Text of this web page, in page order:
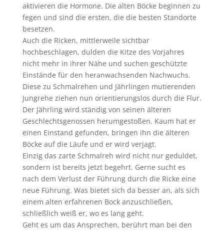
aktivieren die Hormone. Die alten Böcke beginnen zu
fegen und sind die ersten, die die besten Standorte
besetzen.
Auch die Ricken, mittlerweile sichtbar
hochbeschlagen, dulden die Kitze des Vorjahres
nicht mehr in ihrer Nähe und suchen geschützte
Einstände für den heranwachsenden Nachwuchs.
Diese zu Schmalrehen und Jährlingen mutierenden
Jungrehe ziehen nun orientierungslos durch die Flur.
Der Jährling wird ständig von seinen älteren
Geschlechtsgenossen herumgestoßen. Kaum hat er
einen Einstand gefunden, bringen ihn die älteren
Böcke auf die Läufe und er wird verjagt.
Einzig das zarte Schmalreh wird nicht nur geduldet,
sondern ist bereits jetzt begehrt. Gerne sucht es
nach dem Verlust der Führung durch die Ricke eine
neue Führung. Was bietet sich da besser an, als sich
einem alten erfahrenen Bock anzuschließen,
schließlich weiß er, wo es lang geht.
Geht es um das Ansprechen, berührt man bei den